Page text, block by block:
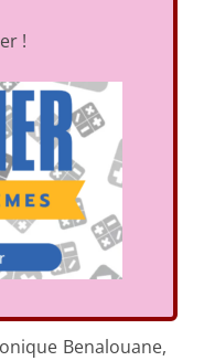
!
Benalouane,